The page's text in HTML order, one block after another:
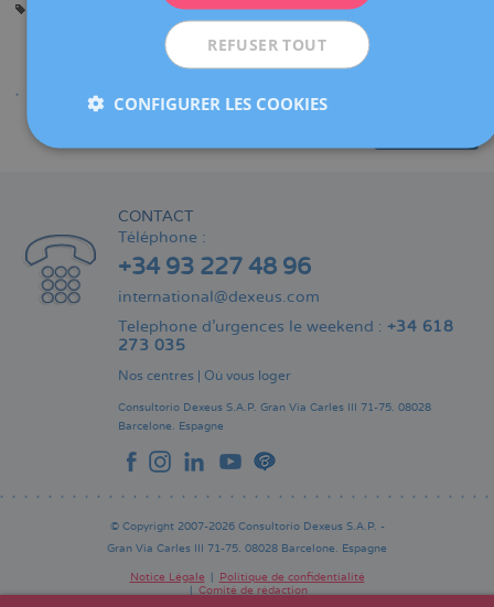
Assistance avant la Grossesse
Grossesse et Accouchement
CONTACT
Téléphone :
+34 93 227 48 96
international@dexeus.com
Telephone d’urgences le weekend : +34 618
273 035
Nos centres | Où vous loger
Consultorio Dexeus S.A.P. Gran Via Carles III 71-75. 08028
Barcelone. Espagne
© Copyright 2007-2026 Consultorio Dexeus S.A.P. -
Gran Via Carles III 71-75. 08028 Barcelone. Espagne
Pie
Notice Légale
Politique de confidentialité
Comité de rédaction
REFUSER TOUT
CONFIGURER LES COOKIES